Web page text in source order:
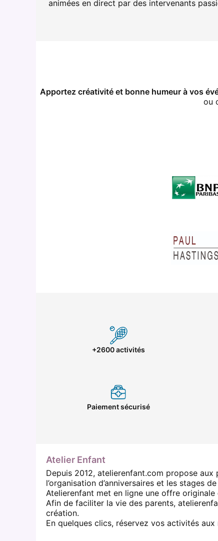
animées en direct par des intervenants
Apportez créativité et bonne humeur à vos
ou
+2600 activités
Paiement sécurisé
Atelier Enfant
Depuis 2012, atelierenfant.com propose
l’organisation d’anniversaires et les stages
Atelierenfant met en ligne une offre
Afin de faciliter la vie des parents,
création.
En quelques clics, réservez vos activités